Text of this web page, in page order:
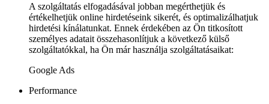
A szolgáltatás elfogadásával jobban megérthetjük és
értékelhetjük online hirdetéseink sikerét, és optimalizálhatjuk
hirdetési kínálatunkat. Ennek érdekében az Ön titkosított
személyes adatait összehasonlítjuk a következő külső
szolgáltatókkal, ha Ön már használja szolgáltatásaikat:
Google Ads
Performance